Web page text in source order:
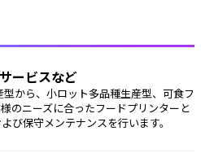
ービスなど
のニーズに合ったフードプリンターと
び保守メンテナンスを行います。